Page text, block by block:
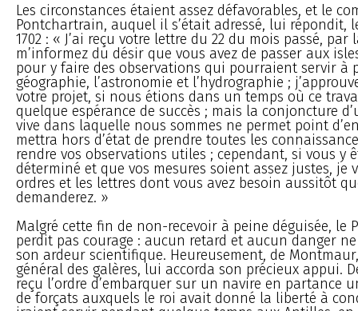
Les circonstances étaient assez défavorables, et le
Pontchartrain, auquel il s’était adressé, lui répondit,
1702 : « J’ai reçu votre lettre du 22 du mois passé, par
m’informez du désir que vous avez de passer aux
pour y faire des observations qui pourraient servir à
géographie, l’astronomie et l’hydrographie ;
votre projet, si nous étions dans un temps où ce
quelque espérance de succès ; mais la conjoncture
vive dans laquelle nous sommes ne permet point
mettra hors d’état de prendre toutes les
rendre vos observations utiles ; cependant, si vous y
déterminé et que vos mesures soient assez justes, je
ordres et les lettres dont vous avez besoin aussitôt
demanderez. »
Malgré cette fin de non-recevoir à peine déguisée, le
perdit pas courage : aucun retard et aucun danger
son ardeur scientifique. Heureusement, de
général des galères, lui accorda son précieux appui.
reçu l’ordre d’embarquer sur un navire en partance
de forçats auxquels le roi avait donné la liberté à